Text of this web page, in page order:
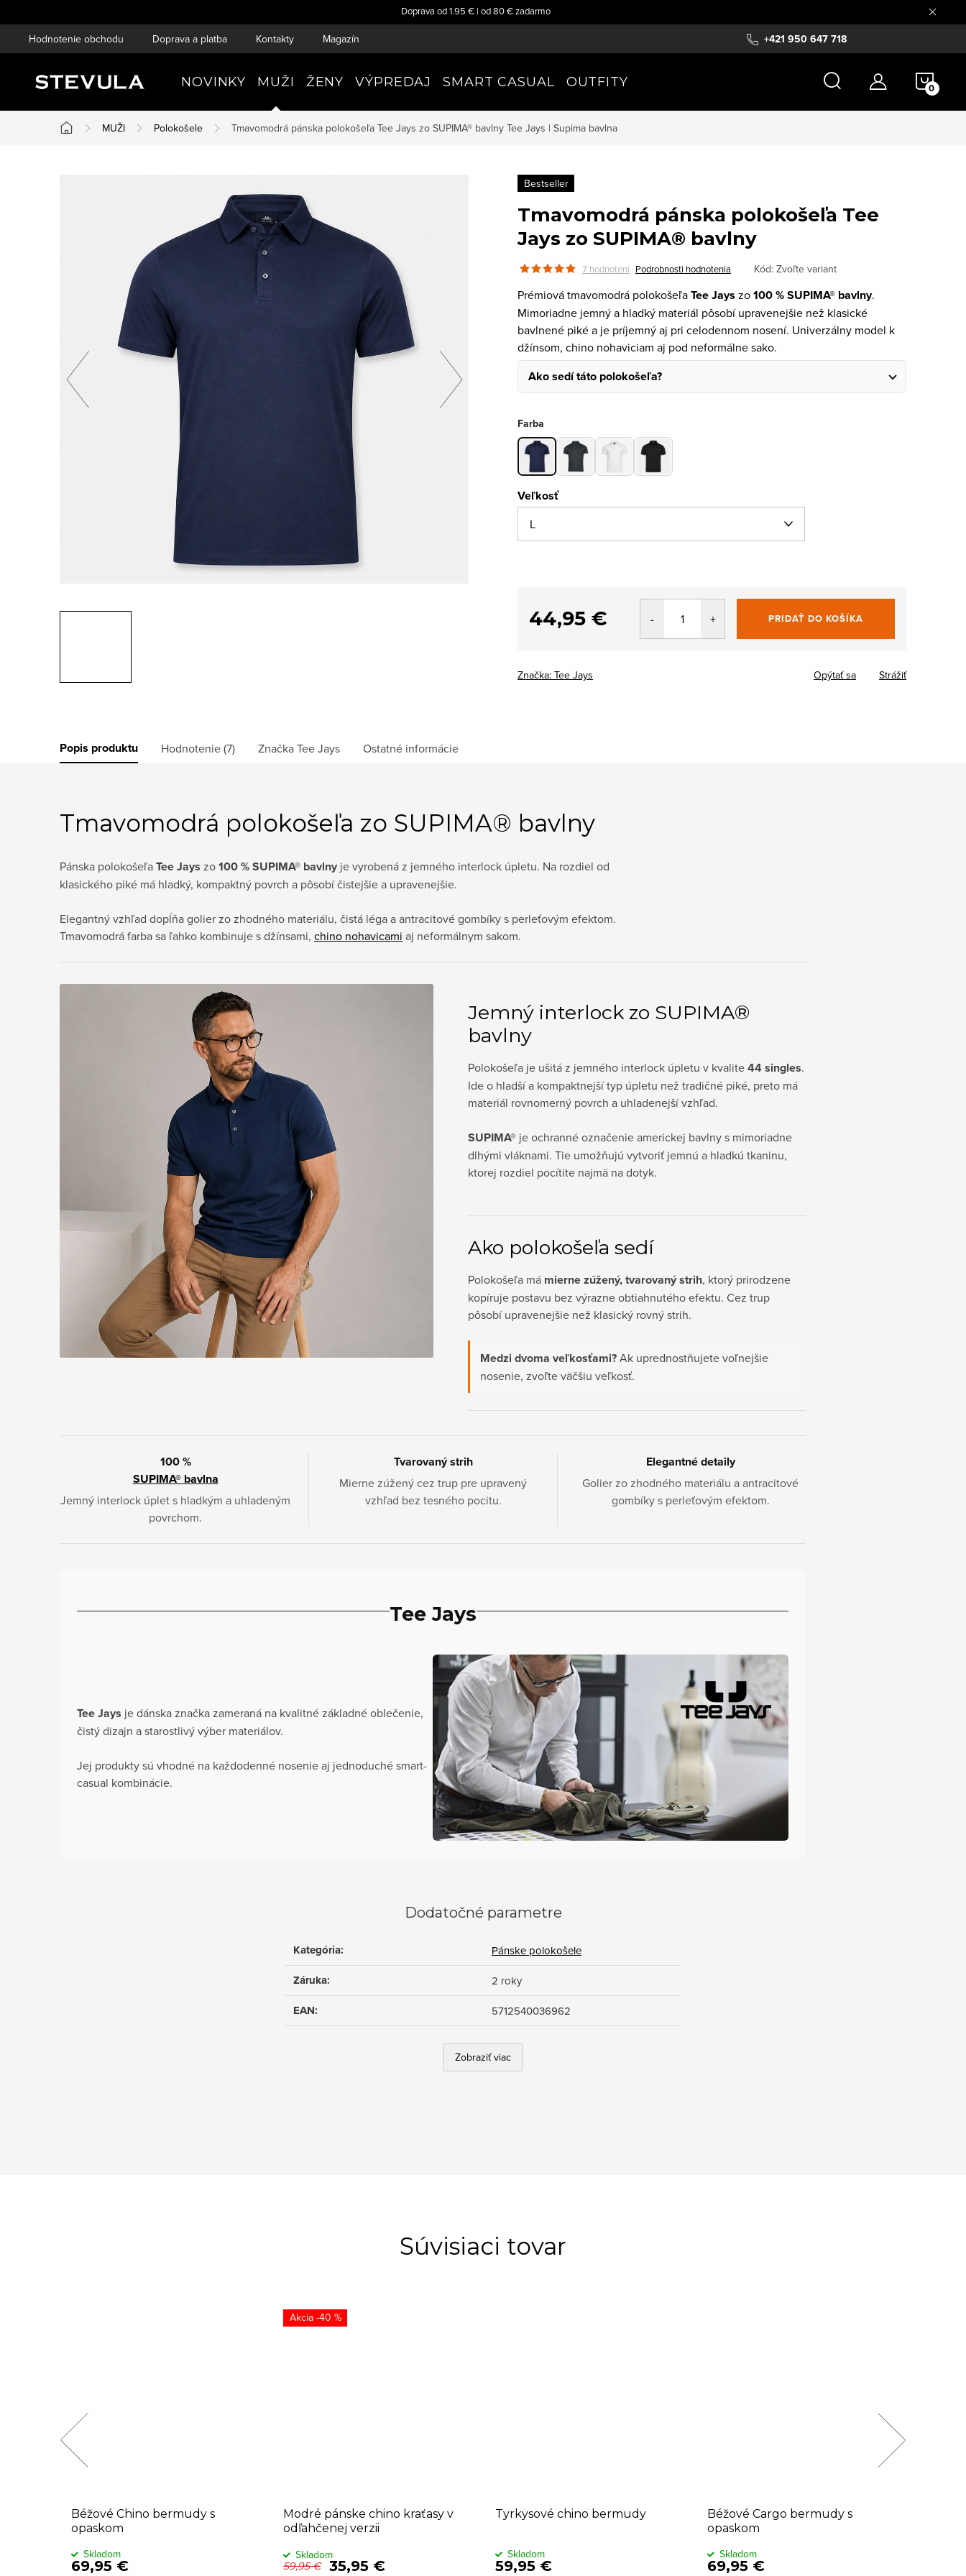
na
Doprava od 1.95 € | od 80 € zadarmo
+421 950 647 718
Hodnotenie obchodu Doprava a platba Kontakty Magazín
NOVINKY MUŽI ŽENY VÝPREDAJ SMART CASUAL OUTFITY
Domov
MUŽI Polokošele Tmavomodrá pánska polokošeľa Tee Jays zo SUPIMA® bavlny Tee Jays | Supima bavlna
Bestseller
Tmavomodrá pánska polokošeľa Tee
Jays zo SUPIMA® bavlny
7 hodnotení Podrobnosti hodnotenia Kód: Zvoľte variant
Prémiová tmavomodrá polokošeľaTee Jays zo100 % SUPIMA® bavlny.
Mimoriadne jemný a hladký materiál pôsobí upravenejšie než klasické
bavlnené piké a je príjemný aj pri celodennom nosení. Univerzálny model k
džínsom, chino nohaviciam aj pod neformálne sako.
Ako sedí táto polokošeľa?
Farba
Veľkosť
44,95 €
Jednotková
cena:
PRIDAŤ DO KOŠÍKA
Značka: Tee Jays Opýtať sa Strážiť
Popis produktu Hodnotenie (7) ZnačkaTee Jays Ostatné informácie
Tmavomodrá polokošeľa zo SUPIMA® bavlny
Pánska polokošeľaTee Jays zo100 % SUPIMA® bavlny je vyrobená z jemného interlock úpletu. Na rozdiel od
klasického piké má hladký, kompaktný povrch a pôsobí čistejšie a upravenejšie.
Elegantný vzhľad dopĺňa golier zo zhodného materiálu, čistá léga a antracitové gombíky s perleťovým efektom.
Tmavomodrá farba sa ľahko kombinuje s džínsami, chino nohavicami aj neformálnym sakom.
Jemný interlock zo SUPIMA®
bavlny
Polokošeľa je ušitá z jemného interlock úpletu v kvalite44 singles.
Ide o hladší a kompaktnejší typ úpletu než tradičné piké, preto má
materiál rovnomerný povrch a uhladenejší vzhľad.
SUPIMA®je ochranné označenie americkej bavlny s mimoriadne
dlhými vláknami. Tie umožňujú vytvoriť jemnú a hladkú tkaninu,
ktorej rozdiel pocítite najmä na dotyk.
Ako polokošeľa sedí
Polokošeľa má mierne zúžený, tvarovaný strih, ktorý prirodzene
kopíruje postavu bez výrazne obtiahnutého efektu. Cez trup
pôsobí upravenejšie než klasický rovný strih.
Medzi dvoma veľkosťami?Ak uprednostňujete voľnejšie
nosenie, zvoľte väčšiu veľkosť.
100 %
SUPIMA® bavlna
Jemný interlock úplet s hladkým a uhladeným
povrchom.
Tvarovaný strih
Mierne zúžený cez trup pre upravený
vzhľad bez tesného pocitu.
Elegantné detaily
Golier zo zhodného materiálu a antracitové
gombíky s perleťovým efektom.
Tee Jays
Tee Jays je dánska značka zameraná na kvalitné základné oblečenie,
čistý dizajn a starostlivý výber materiálov.
Jej produkty sú vhodné na každodenné nosenie aj jednoduché smart-
casual kombinácie.
Dodatočné parametre
Kategória: Pánske polokošele
Záruka: 2 roky
EAN: 5712540036962
Zobraziť viac
Súvisiaci tovar
Béžové Chino bermudy s
opaskom
69,95 €
Skladom
-40 %
Modré pánske chino kraťasy v
odľahčenej verzii
59,95 € 35,95 €
Skladom
Tyrkysové chino bermudy
59,95 €
Skladom
Béžové Cargo bermudy s
opaskom
69,95 €
Skladom